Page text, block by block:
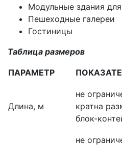
Модульные здания
Пешеходные галереи
Гостиницы
Таблица размеров
ПАРАМЕТР
Длина, м
не
кратна
блок-
не